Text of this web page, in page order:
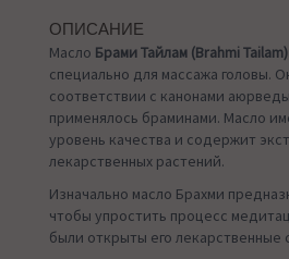
ОПИСАНИЕ
Масло Брами Тайлам (Brahmi Tailam)
специально для массажа головы.
соответствии с канонами
применялось браминами. Масло
уровень качества и содержит
лекарственных растений.
Изначально масло Брахми
чтобы упростить процесс
были открыты его лекарственные